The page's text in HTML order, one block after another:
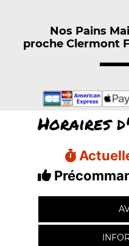
Nos Pains
proche Clermont
Horaires